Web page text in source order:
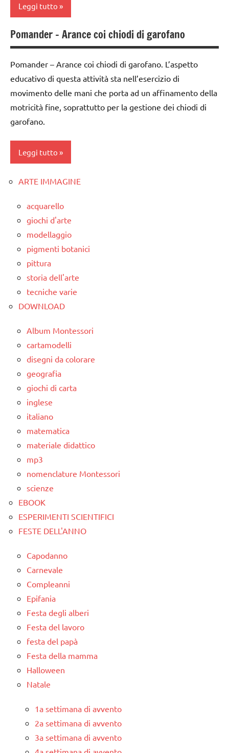
FESTE
DELL'ANNO
LAVORETTI
per
Natale
raccolte
TUTORIAL
TUTTI GLI
PER ETA'
TUTTI GLI
ARTICOLI
varie -
Natale
raccolte
TUTORIAL
TUTTI GLI
ARGOMENTI
PER ETA'
ARTICOLI
Leggi tutto
2a
settimana
di
avvento
albero
di
Natale
DELL'ANNO
TUTTI GLI
ARTICOLI
Pomander – Arance coi chiodi di garofano
Pomander – Arance coi chiodi di garofano. L’aspetto
educativo di questa attività sta nell’esercizio di
movimento delle mani che porta ad un affinamento della
motricità fine, soprattutto per la gestione dei chiodi di
garofano.
Leggi tutto
2a
di
avvento
albero
di
Natale
classe
1a
2a
da 0
a 3
anni
dai
3 ai
6
anni
FESTE
DELL'ANNO
Inverno
lavoretti
per
Natale
STAGIONI
TUTORIAL
TUTTI GLI
ARGOMENTI
PER ETA'
ARTICOLI
manualità
ARTE IMMAGINE
acquarello
giochi d'arte
modellaggio
pigmenti botanici
pittura
storia dell'arte
tecniche varie
DOWNLOAD
Album Montessori
cartamodelli
disegni da colorare
geografia
giochi di carta
inglese
italiano
matematica
materiale didattico
mp3
nomenclature Montessori
scienze
EBOOK
ESPERIMENTI SCIENTIFICI
FESTE DELL'ANNO
Capodanno
Carnevale
Compleanni
Epifania
Festa degli alberi
Festa del lavoro
festa del papà
Festa della mamma
Halloween
Natale
1a settimana di avvento
2a settimana di avvento
3a settimana di avvento